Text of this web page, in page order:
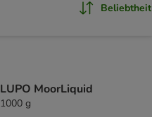
Beliebtheit
LUPO MoorLiquid
1000 g